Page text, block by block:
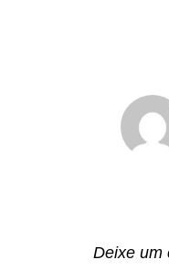
Deixe um